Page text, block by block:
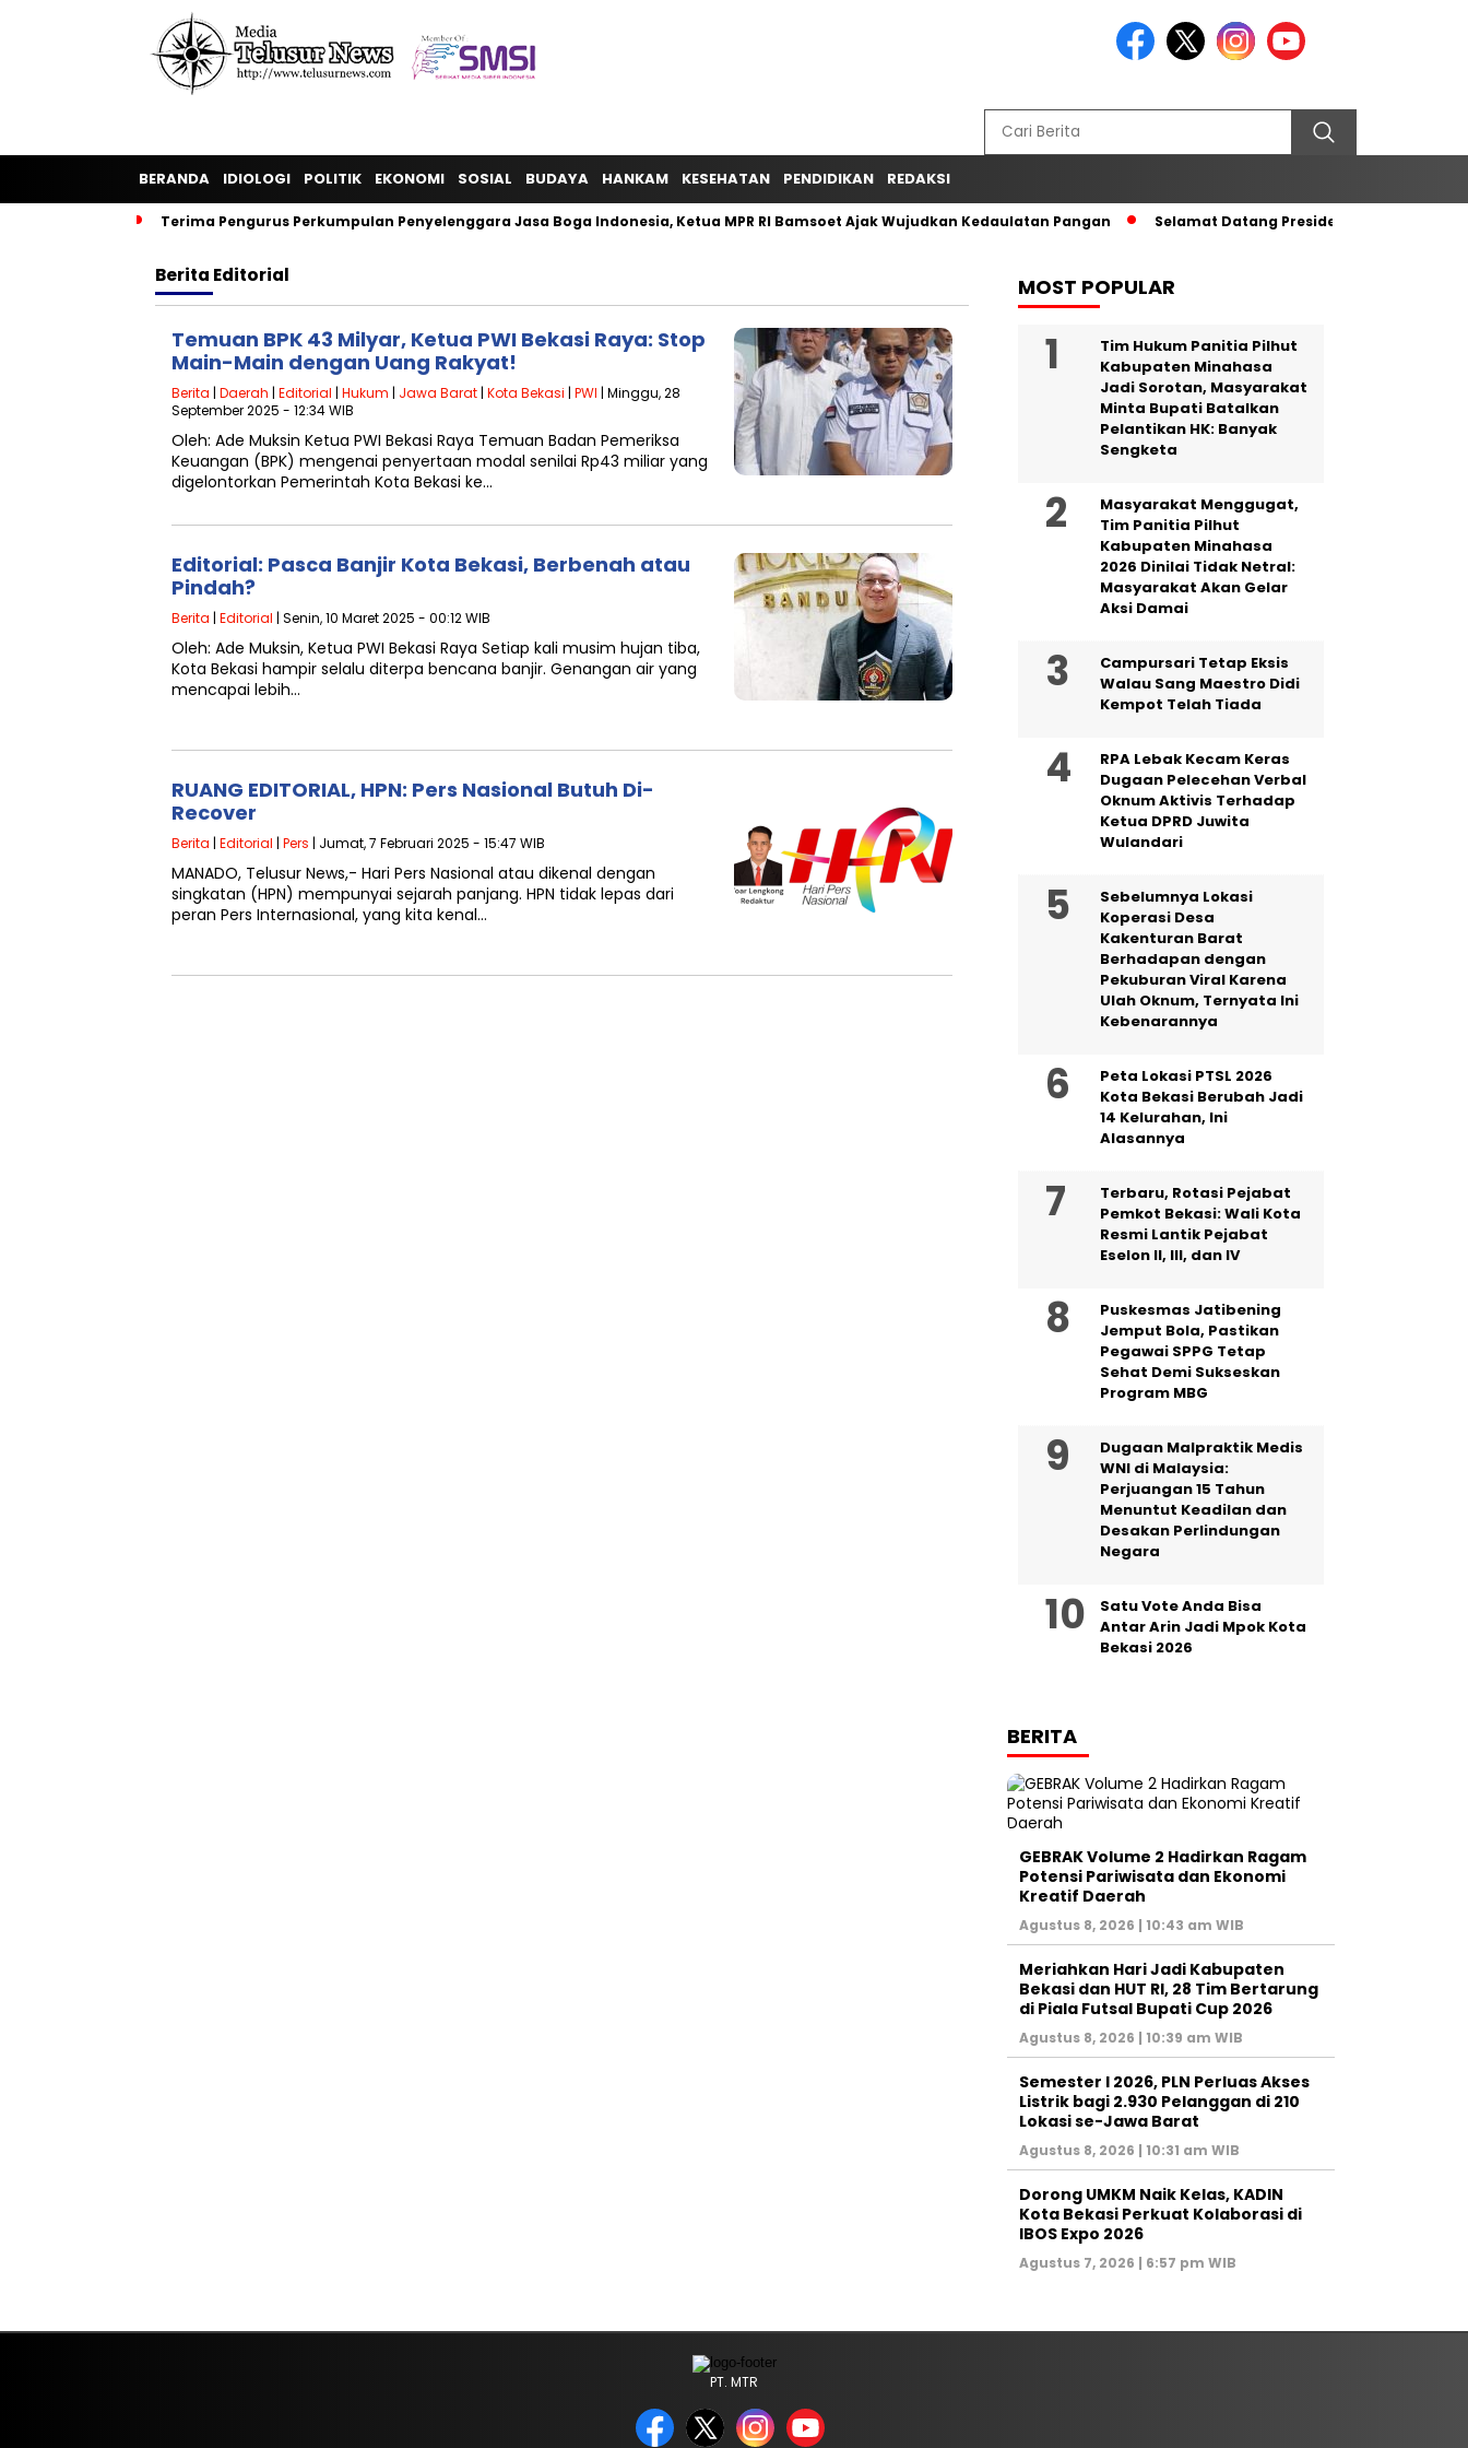
BERANDA IDIOLOGI POLITIK EKONOMI SOSIAL BUDAYA HANKAM KESEHATAN PENDIDIKAN REDAKSI
Terima Pengurus Perkumpulan Penyelenggara Jasa Boga Indonesia, Ketua MPR RI Bamsoet Ajak Wujudkan Kedaulatan Pangan Selamat Datang Presiden RI di Tanah
Berita Editorial
Temuan BPK 43 Milyar, Ketua PWI Bekasi Raya: Stop
Main-Main dengan Uang Rakyat!
Berita | Daerah | Editorial | Hukum | Jawa Barat | Kota Bekasi | PWI | Minggu, 28
September 2025 - 12:34 WIB
Oleh: Ade Muksin Ketua PWI Bekasi Raya Temuan Badan Pemeriksa
Keuangan (BPK) mengenai penyertaan modal senilai Rp43 miliar yang
digelontorkan Pemerintah Kota Bekasi ke…
Editorial: Pasca Banjir Kota Bekasi, Berbenah atau
Pindah?
Berita | Editorial | Senin, 10 Maret 2025 - 00:12 WIB
Oleh: Ade Muksin, Ketua PWI Bekasi Raya Setiap kali musim hujan tiba,
Kota Bekasi hampir selalu diterpa bencana banjir. Genangan air yang
mencapai lebih…
RUANG EDITORIAL, HPN: Pers Nasional Butuh Di-
Recover
Berita | Editorial | Pers | Jumat, 7 Februari 2025 - 15:47 WIB
MANADO, Telusur News,- Hari Pers Nasional atau dikenal dengan
singkatan (HPN) mempunyai sejarah panjang. HPN tidak lepas dari
peran Pers Internasional, yang kita kenal…
MOST POPULAR
Tim Hukum Panitia Pilhut
Kabupaten Minahasa
Jadi Sorotan, Masyarakat
Minta Bupati Batalkan
Pelantikan HK: Banyak
Sengketa
Masyarakat Menggugat,
Tim Panitia Pilhut
Kabupaten Minahasa
2026 Dinilai Tidak Netral:
Masyarakat Akan Gelar
Aksi Damai
Campursari Tetap Eksis
Walau Sang Maestro Didi
Kempot Telah Tiada
RPA Lebak Kecam Keras
Dugaan Pelecehan Verbal
Oknum Aktivis Terhadap
Ketua DPRD Juwita
Wulandari
Sebelumnya Lokasi
Koperasi Desa
Kakenturan Barat
Berhadapan dengan
Pekuburan Viral Karena
Ulah Oknum, Ternyata Ini
Kebenarannya
Peta Lokasi PTSL 2026
Kota Bekasi Berubah Jadi
14 Kelurahan, Ini
Alasannya
‎Terbaru, Rotasi Pejabat
Pemkot Bekasi: Wali Kota
Resmi Lantik Pejabat
Eselon II, III, dan IV ‎
Puskesmas Jatibening
Jemput Bola, Pastikan
Pegawai SPPG Tetap
Sehat Demi Sukseskan
Program MBG
‎Dugaan Malpraktik Medis
WNI di Malaysia:
Perjuangan 15 Tahun
Menuntut Keadilan dan
Desakan Perlindungan
Negara
Satu Vote Anda Bisa
Antar Arin Jadi Mpok Kota
Bekasi 2026
BERITA
GEBRAK Volume 2 Hadirkan Ragam
Potensi Pariwisata dan Ekonomi
Kreatif Daerah
Agustus 8, 2026 | 10:43 am WIB
Meriahkan Hari Jadi Kabupaten
Bekasi dan HUT RI, 28 Tim Bertarung
di Piala Futsal Bupati Cup 2026
Agustus 8, 2026 | 10:39 am WIB
Semester I 2026, PLN Perluas Akses
Listrik bagi 2.930 Pelanggan di 210
Lokasi se-Jawa Barat
Agustus 8, 2026 | 10:31 am WIB
Dorong UMKM Naik Kelas, KADIN
Kota Bekasi Perkuat Kolaborasi di
IBOS Expo 2026
Agustus 7, 2026 | 6:57 pm WIB
PT. MTR